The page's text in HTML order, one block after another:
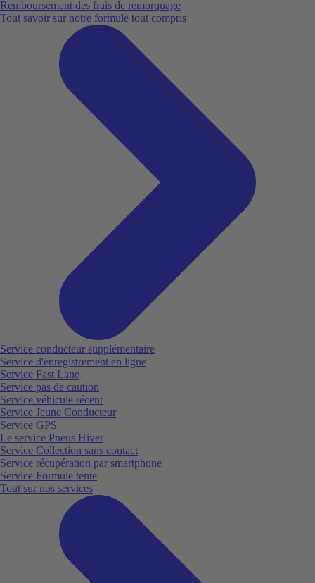
Remboursement des frais de remorquage
Tout savoir sur notre formule tout compris
Service conducteur supplémentaire
Service d'enregistrement en ligne
Service Fast Lane
Service pas de caution
Service véhicule récent
Service Jeune Conducteur
Service GPS
Le service Pneus Hiver
Service Collection sans contact
Service récupération par smartphone
Service Formule tente
Tout sur nos services